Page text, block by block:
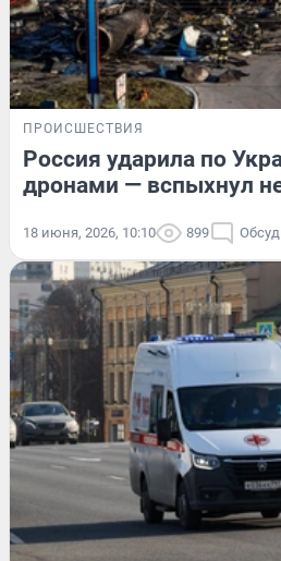
ПРОИСШЕСТВИЯ
Россия ударила по
дронами — вспыхнул
18 июня, 2026, 10:10 899